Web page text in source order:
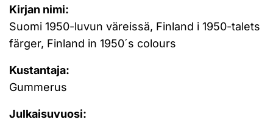
Kirjan nimi:
Suomi 1950-luvun väreissä, Finland i 1950-talets
färger, Finland in 1950´s colours
Kustantaja:
Gummerus
Julkaisuvuosi: